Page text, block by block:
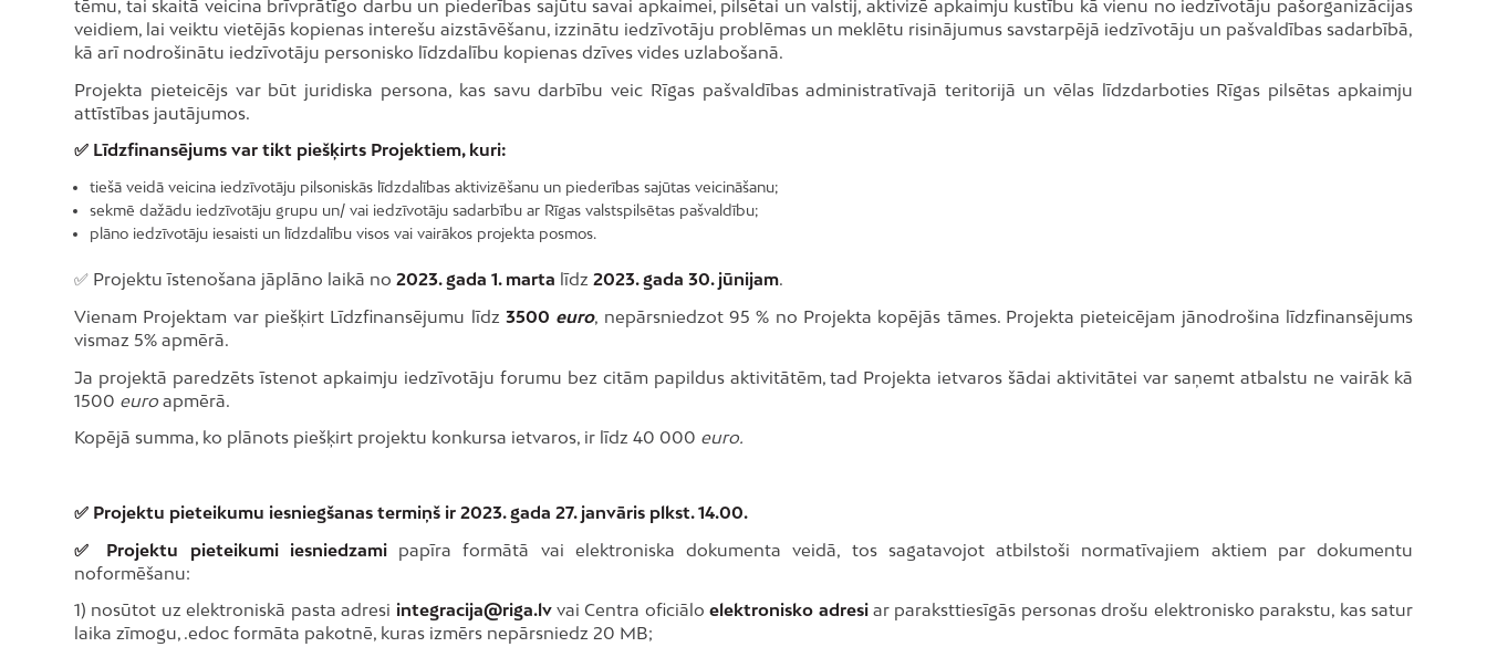
tēmu, tai skaitā veicina brīvprātīgo darbu un piederības sajūtu savai apkaimei, pilsētai un valstij, aktivizē apkaimju kustību kā vienu no iedzīvotāju pašorganizācijas
veidiem, lai veiktu vietējās kopienas interešu aizstāvēšanu, izzinātu iedzīvotāju problēmas un meklētu risinājumus savstarpējā iedzīvotāju un pašvaldības sadarbībā,
kā arī nodrošinātu iedzīvotāju personisko līdzdalību kopienas dzīves vides uzlabošanā.
Projekta pieteicējs var būt juridiska persona, kas savu darbību veic Rīgas pašvaldības administratīvajā teritorijā un vēlas līdzdarboties Rīgas pilsētas apkaimju
attīstības jautājumos.
✅ Līdzfinansējums var tikt piešķirts Projektiem, kuri:
tiešā veidā veicina iedzīvotāju pilsoniskās līdzdalības aktivizēšanu un piederības sajūtas veicināšanu;
sekmē dažādu iedzīvotāju grupu un/ vai iedzīvotāju sadarbību ar Rīgas valstspilsētas pašvaldību;
plāno iedzīvotāju iesaisti un līdzdalību visos vai vairākos projekta posmos.
✅ Projektu īstenošana jāplāno laikā no 2023. gada 1. marta līdz 2023. gada 30. jūnijam.
Vienam Projektam var piešķirt Līdzfinansējumu līdz 3500 euro, nepārsniedzot 95 % no Projekta kopējās tāmes. Projekta pieteicējam jānodrošina līdzfinansējums
vismaz 5% apmērā.
Ja projektā paredzēts īstenot apkaimju iedzīvotāju forumu bez citām papildus aktivitātēm, tad Projekta ietvaros šādai aktivitātei var saņemt atbalstu ne vairāk kā
1500 euro apmērā.
Kopējā summa, ko plānots piešķirt projektu konkursa ietvaros, ir līdz 40 000 euro.
✅ Projektu pieteikumu iesniegšanas termiņš ir 2023. gada 27. janvāris plkst. 14.00.
✅ Projektu pieteikumi iesniedzamipapīra formātā vai elektroniska dokumenta veidā, tos sagatavojot atbilstoši normatīvajiem aktiem par dokumentu
noformēšanu:
1) nosūtot uz elektroniskā pasta adresi integracija@riga.lvvai Centra oficiāloelektronisko adresiar paraksttiesīgās personas drošu elektronisko parakstu, kas satur
laika zīmogu, .edoc formāta pakotnē, kuras izmērs nepārsniedz 20 MB;